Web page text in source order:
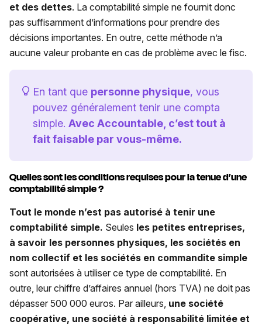
et des dettes. La comptabilité simple ne fournit donc
pas suffisamment d’informations pour prendre des
décisions importantes. En outre, cette méthode n’a
aucune valeur probante en cas de problème avec le fisc.
En tant que personne physique, vous
pouvez généralement tenir une compta
simple. Avec Accountable, c’est tout à
fait faisable par vous-même.
Quelles sont les conditions requises pour la tenue d’une
comptabilité simple ?
Tout le monde n’est pas autorisé à tenir une
comptabilité simple. Seules les petites entreprises,
à savoir les personnes physiques, les sociétés en
nom collectif et les sociétés en commandite simple
sont autorisées à utiliser ce type de comptabilité. En
outre, leur chiffre d’affaires annuel (hors TVA) ne doit pas
dépasser 500 000 euros. Par ailleurs, une société
coopérative, une société à responsabilité limitée et